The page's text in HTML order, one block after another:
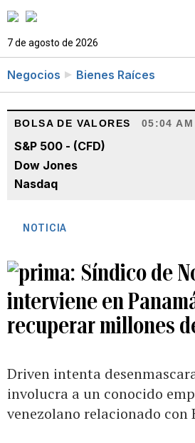
7 de agosto de 2026
Negocios Bienes Raíces
BOLSA DE VALORES 05:04 AM
S&P 500 - (CFD)
Dow Jones
Nasdaq
NOTICIA
Síndico de
interviene en
recuperar millones
Driven intenta
involucra a un conocido
venezolano relacionado con